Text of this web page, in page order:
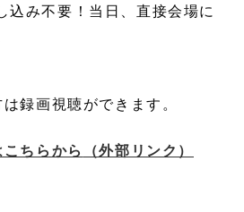
込み不要！当日、直接会場に
録画視聴ができます。
ちらから （外部リンク）